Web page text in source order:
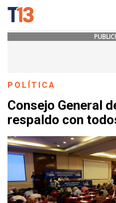
POLÍTICA
Consejo General
respaldo con